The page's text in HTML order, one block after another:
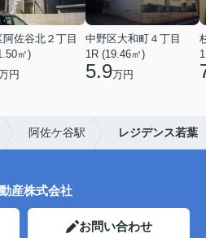
阿佐谷北２丁目
㎡)
円
中野区大和町４丁目
1R (19.46㎡)
5.9万円
阿佐ケ谷駅 レジデンス若葉
産株式会社
お問い合わせ